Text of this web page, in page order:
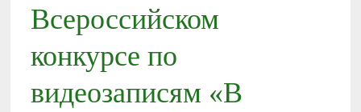
Всероссийском
конкурсе по
видеозаписям «В